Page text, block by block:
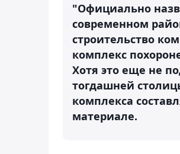
"Официально
современном
строительство
комплекс
Хотя это еще не
тогдашней
комплекса
материале.